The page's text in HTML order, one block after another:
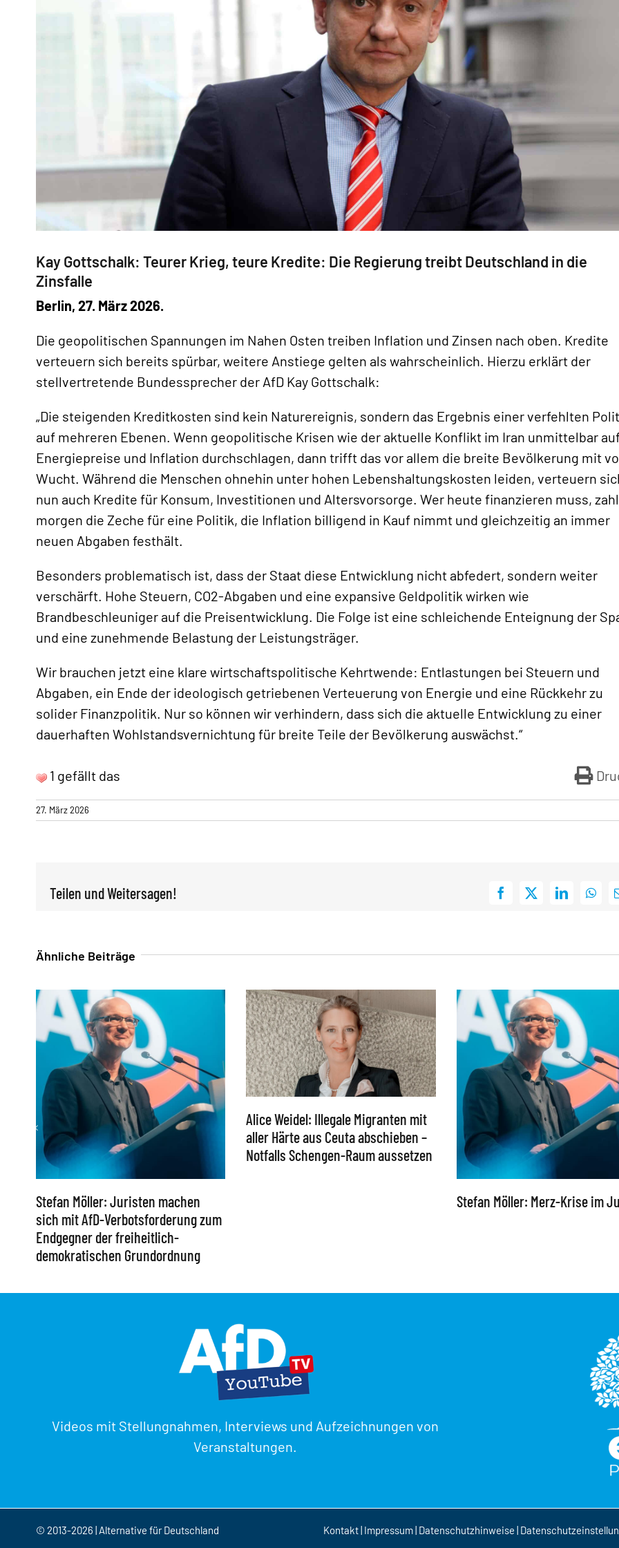
«
Kay Gottschalk: Teurer Krieg, teure Kredite: Die Regierung treibt Deutschland in die
Zinsfalle
Berlin, 27. März 2026.
Die geopolitischen Spannungen im Nahen Osten treiben Inflation und Zinsen nach oben. Kredite
verteuern sich bereits spürbar, weitere Anstiege gelten als wahrscheinlich. Hierzu erklärt der
stellvertretende Bundessprecher der AfD Kay Gottschalk:
„Die steigenden Kreditkosten sind kein Naturereignis, sondern das Ergebnis einer verfehlten
auf mehreren Ebenen. Wenn geopolitische Krisen wie der aktuelle Konflikt im Iran unmittelbar
Energiepreise und Inflation durchschlagen, dann trifft das vor allem die breite Bevölkerung mit
Wucht. Während die Menschen ohnehin unter hohen Lebenshaltungskosten leiden, verteuern
nun auch Kredite für Konsum, Investitionen und Altersvorsorge. Wer heute finanzieren muss,
morgen die Zeche für eine Politik, die Inflation billigend in Kauf nimmt und gleichzeitig an immer
neuen Abgaben festhält.
Besonders problematisch ist, dass der Staat diese Entwicklung nicht abfedert, sondern weiter
verschärft. Hohe Steuern, CO2-Abgaben und eine expansive Geldpolitik wirken wie
Brandbeschleuniger auf die Preisentwicklung. Die Folge ist eine schleichende Enteignung der
und eine zunehmende Belastung der Leistungsträger.
Wir brauchen jetzt eine klare wirtschaftspolitische Kehrtwende: Entlastungen bei Steuern und
Abgaben, ein Ende der ideologisch getriebenen Verteuerung von Energie und eine Rückkehr zu
solider Finanzpolitik. Nur so können wir verhindern, dass sich die aktuelle Entwicklung zu einer
dauerhaften Wohlstandsvernichtung für breite Teile der Bevölkerung auswächst.“
1 gefällt das
27. März 2026
Teilen und Weitersagen! Facebook
X LinkedIn
Ähnliche Beiträge
Stefan Möller: Juristen machen
sich mit AfD-Verbotsforderung zum
Endgegner der freiheitlich-
demokratischen Grundordnung
Alice Weidel: Illegale Migranten mit
aller Härte aus Ceuta abschieben –
Notfalls Schengen-Raum aussetzen
Stefan Möller: Merz-Krise im
Videos mit Stellungnahmen, Interviews und Aufzeichnungen von
Veranstaltungen.
© 2013-2026 | Alternative für Deutschland Kontakt| Impressum| Datenschutzhinweise |